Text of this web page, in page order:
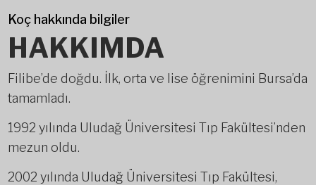
Koç hakkında bilgiler
HAKKIMDA
Filibe’de doğdu. İlk, orta ve lise öğrenimini Bursa’da
tamamladı.
1992 yılında Uludağ Üniversitesi Tıp Fakültesi’nden
mezun oldu.
2002 yılında Uludağ Üniversitesi Tıp Fakültesi,